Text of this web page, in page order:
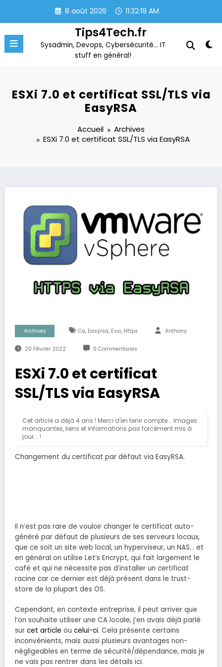
contenu
8 août 2026 11:32:20 AM
Tips4Tech.fr
Sysadmin, Devops, Cybersécurité… IT
stuff en général!
ESXi 7.0 et certificat SSL/TLS via
EasyRSA
Accueil
Archives
ESXi 7.0 et certificat SSL/TLS via EasyRSA
Archives Ca, Easyrsa, Esxi, Https Anthony
20 Février 2022 0 Commentaires
ESXi 7.0 et certificat
SSL/TLS via EasyRSA
Cet article a déjà 4 ans ! Merci d'en tenir compte... Images
manquantes, liens et informations pas forcément mis à
jour... !
Changement du certificat par défaut via EasyRSA.
Il n’est pas rare de vouloir changer le certificat auto-
généré par défaut de plusieurs de ses serveurs locaux,
que ce soit un site web local, un hyperviseur, un NAS… et
en général on utilise Let’s Encrypt, qui fait largement le
café et qui ne nécessite pas d’installer un certificat
racine car ce dernier est déjà présent dans le trust-
store de la plupart des OS.
Cependant, en contexte entreprise, il peut arriver que
l’on souhaite utiliser une CA locale, j’en avais déjà parlé
sur cet article ou celui-ci. Cela présente certains
inconvénients, mais aussi plusieurs avantages non-
négligeables en terme de sécurité/dépendance, mais je
ne vais pas rentrer dans les détails ici.